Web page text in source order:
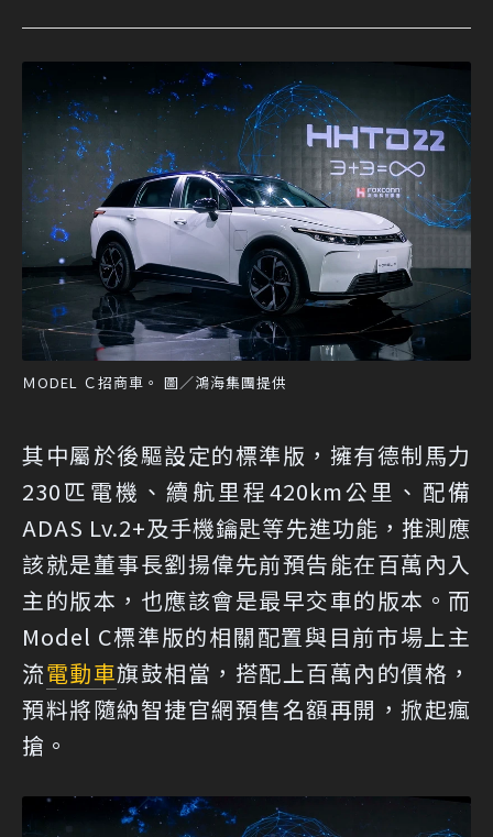
ＭODEL Ｃ招商車。 圖／鴻海集團提供
其中屬於後驅設定的標準版，擁有德制馬力
230匹電機、續航里程420km公里、配備
ADAS Lv.2+及手機鑰匙等先進功能，推測應
該就是董事長劉揚偉先前預告能在百萬內入
主的版本，也應該會是最早交車的版本。而
Model C標準版的相關配置與目前市場上主
流電動車旗鼓相當，搭配上百萬內的價格，
預料將隨納智捷官網預售名額再開，掀起瘋
搶。